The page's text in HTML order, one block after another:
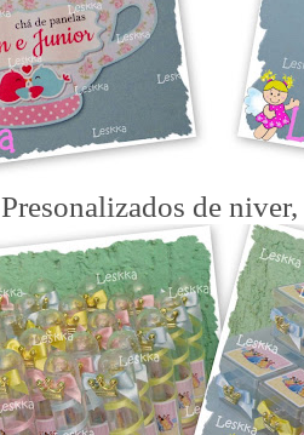
Presonalizados de